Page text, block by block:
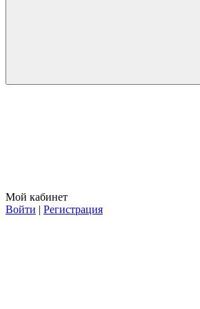
Мой кабинет
Войти | Регистрация